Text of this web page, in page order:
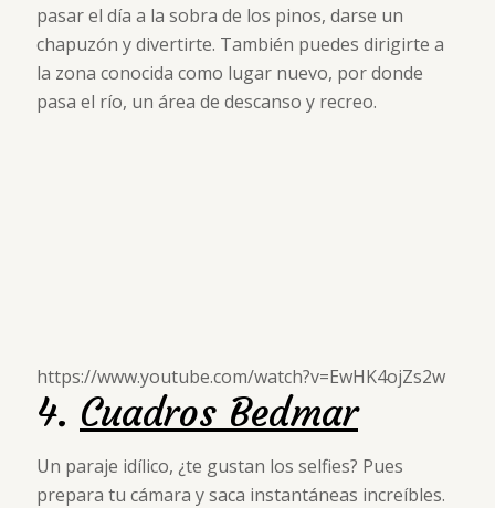
pasar el día a la sobra de los pinos, darse un
chapuzón y divertirte. También puedes dirigirte a
la zona conocida como lugar nuevo, por donde
pasa el río, un área de descanso y recreo.
https://www.youtube.com/watch?v=EwHK4ojZs2w
4. Cuadros Bedmar
Un paraje idílico, ¿te gustan los selfies? Pues
prepara tu cámara y saca instantáneas increíbles.